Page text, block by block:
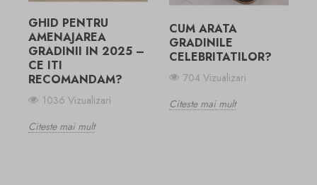
GHID PENTRU
AMENAJAREA
GRADINII IN 2025 –
CE ITI
RECOMANDAM?
1036 Vizualizari
Citeste mai mult
CUM ARATA
GRADINILE
CELEBRITATILOR?
704 Vizualizari
Citeste mai mult